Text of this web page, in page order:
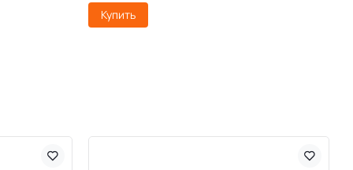
Купить